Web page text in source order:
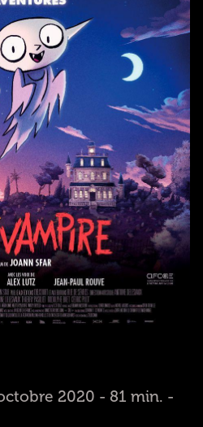
2020 - 81 min. -